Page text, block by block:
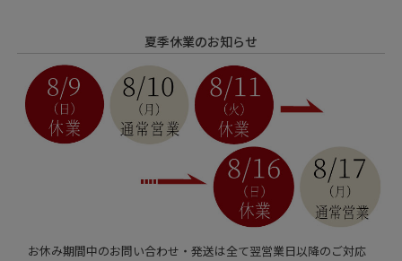
夏季休業のお知らせ
お休み期間中のお問い合わせ・発送は全て翌営業日以降のご対応